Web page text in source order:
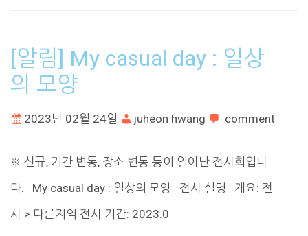
[알림] My casual day : 일상
의 모양
2023년 02월 24일 juheon hwang comment
※ 신규, 기간 변동, 장소 변동 등이 일어난 전시회입니
다. My casual day : 일상의 모양 전시 설명 개요: 전
시 > 다른지역 전시 기간: 2023.0